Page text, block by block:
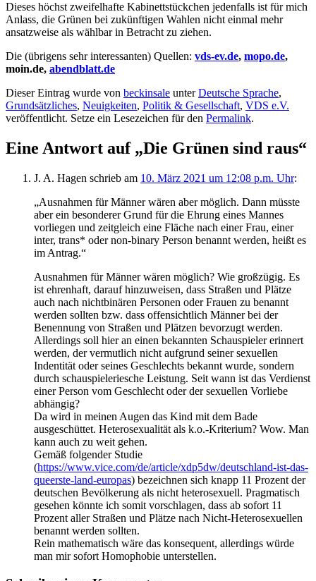
Dieses höchst zweifelhafte Kabinettstückchen jedenfalls ist für mich
Anlass, die Grünen bei zukünftigen Wahlen nicht einmal mehr
ansatzweise als wählbar in Betracht zu ziehen.
Die (übrigens sehr interessanten) Quellen: vds-ev.de, mopo.de,
moin.de, abendblatt.de
Dieser Eintrag wurde von beckinsale unterDeutsche Sprache,
Grundsätzliches, Neuigkeiten, Politik & Gesellschaft, VDS e.V.
veröffentlicht. Setze ein Lesezeichen für den Permalink.
Eine Antwort auf „Die Grünen sind raus“
J. A. Hagen schrieb am 10. März 2021 um 12:08 p.m. Uhr:
„Ausnahmen für Männer wären aber möglich. Dann müsste
aber ein besonderer Grund für die Ehrung eines Mannes
vorliegen und zeitgleich eine Fläche nach einer Frau, einer
inter, trans* oder non-binary Person benannt werden, heißt es
im Antrag.“
Ausnahmen für Männer wären möglich? Wie großzügig. Es
ist ehrenhaft, darauf hinzuweisen, dass Straßen und Plätze
auch nach nichtbinären Personen oder Frauen zu benannt
werden sollten bzw. dass offensichtlich Männer bei der
Benennung von Straßen und Plätzen bevorzugt werden.
Allerdings soll hier an einen bekannten Schauspieler erinnert
werden, der vermutlich nicht aufgrund seiner sexuellen
Indentität oder seines Geschlechts bekannt wurde, sondern
durch schauspieleriesche Leistung. Seit wann ist das Verdienst
einer Person vom Geschlecht oder der sexuellen Vorliebe
abhängig?
Da wird in meinen Augen das Kind mit dem Bade
ausgeschüttet. Heterosexualität als k.o.-Kriterium? Wow. Man
kann auch zu weit gehen.
Gemäß folgender Studie
(https://www.vice.com/de/article/xdp5dw/deutschland-ist-das-
queerste-land-europas) bezeichnen sich knapp 11 Prozent der
deutschen Bevölkerung als nicht heterosexuell. Pragmatisch
gesehen könnte ich somit vorschlagen, dass ab sofort 11
Prozent aller Straßen und Plätze nach Nicht-Heterosexuellen
benannt werden sollten.
Rein mathematisch wäre das konsequent, allerdings würde
man mir sofort Homophobie unterstellen.